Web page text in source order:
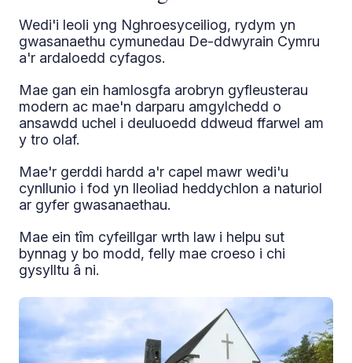
Wedi'i leoli yng Nghroesyceiliog, rydym yn
gwasanaethu cymunedau De-ddwyrain Cymru
a'r ardaloedd cyfagos.
Mae gan ein hamlosgfa arobryn gyfleusterau
modern ac mae'n darparu amgylchedd o
ansawdd uchel i deuluoedd ddweud ffarwel am
y tro olaf.
Mae'r gerddi hardd a'r capel mawr wedi'u
cynllunio i fod yn lleoliad heddychlon a naturiol
ar gyfer gwasanaethau.
Mae ein tîm cyfeillgar wrth law i helpu sut
bynnag y bo modd, felly mae croeso i chi
gysylltu â ni.